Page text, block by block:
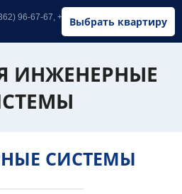
Выбрать квартиру
96-67-67, +7 (902) 326-67-67
ИНЖЕНЕРНЫЕ
СИСТЕМЫ